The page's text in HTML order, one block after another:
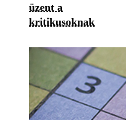
üzent a
kritikusoknak